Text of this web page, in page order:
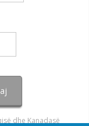
dhe Kanadasë